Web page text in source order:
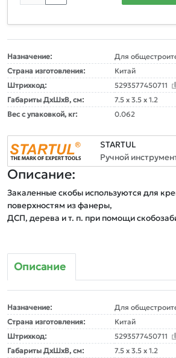
Назначение:
Для
Страна изготовления:
Китай
Штрихкод:
5293577450711
Габариты ДxШxВ, см:
7.5 x 3.5 x 1.2
Вес с упаковкой, кг:
0.062
STARTUL
Ручной
Описание:
Закаленные скобы используются для
поверхностям из фанеры,
Описание
Назначение:
Для
Страна изготовления:
Китай
Штрихкод:
5293577450711
Габариты ДxШxВ, см:
7.5 x 3.5 x 1.2